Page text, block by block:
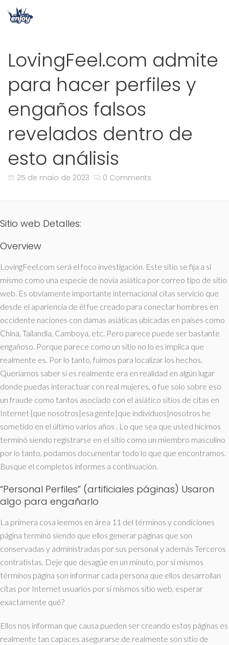
LovingFeel.com admite
para hacer perfiles y
engaños falsos
revelados dentro de
esto análisis
25 de maio de 2023 0 Comments
Sitio web Detalles:
Overview
LovingFeel.com será el foco investigación. Este sitio se fija a sí
mismo como una especie de novia asiática por correo tipo de sitio
web. Es obviamente importante internacional citas servicio que
desde el apariencia de él fue creado para conectar hombres en
occidente naciones con damas asiáticas ubicadas en países como
China, Tailandia, Camboya, etc. Pero parece puede ser bastante
engañoso. Porque parece como un sitio no lo es implica que
realmente es. Por lo tanto, fuimos para localizar los hechos.
Queríamos saber si es realmente era en realidad en algún lugar
donde puedas interactuar con real mujeres, o fue solo sobre eso
un fraude como tantos asociado con el asiático sitios de citas en
Internet {que nosotros|esa gente|que individuos|nosotros he
sometido en el último varios años . Lo que sea que usted hicimos
terminó siendo registrarse en el sitio como un miembro masculino
por lo tanto, podamos documentar todo lo que que encontramos.
Busque el completos informes a continuación.
“Personal Perfiles” (artificiales páginas) Usaron
algo para engañarlo
La primera cosa leemos en área 11 del términos y condiciones
página terminó siendo que ellos generar páginas que son
conservadas y administradas por sus personal y además Terceros
contratistas. Deje que desagüe en un minuto, por sí mismos
términos página son informar cada persona que ellos desarrollan
citas por Internet usuarios por sí mismos sitio web, esperar
exactamente qué?
Ellos nos informan que causa pueden ser creando estos páginas es
realmente tan capaces asegurarse de realmente son sitio de